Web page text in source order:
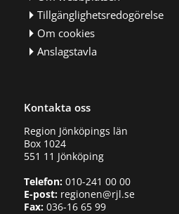
Tillgänglighetsredogörelse
Om cookies
Anslagstavla
Kontakta oss
Region Jönköpings län
Box 1024
551 11 Jönköping
Telefon:010-241 00 00
E-post:regionen@rjl.se
Fax: 036-16 65 99